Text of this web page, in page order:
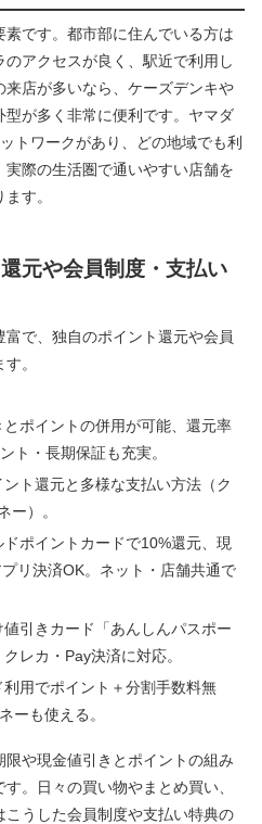
です。都市部に住んでいる方は
アクセスが良く、駅近で利用し
店が多いなら、ケーズデンキや
が多く非常に便利です。ヤマダ
トワークがあり、どの地域でも利
際の生活圏で通いやすい店舗を
す。
元や会員制度・支払い
で、独自のポイント還元や会員
。
とポイントの併用が可能、還元率
ト・長期保証も充実。
ント還元と多様な支払い方法（ク
ー）。
ドポイントカードで10%還元、現
リ決済OK。ネット・店舗共通で
値引きカード「あんしんパスポー
レカ・Pay決済に対応。
利用でポイント＋分割手数料無
ーも使える。
や現金値引きとポイントの組み
。日々の買い物やまとめ買い、
うした会員制度や支払い特典の